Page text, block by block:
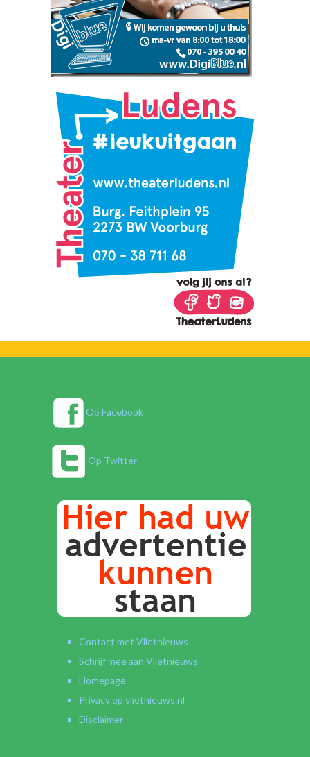
Op Facebook
Op Twitter
Contact met Vlietnieuws
Schrijf mee aan Vlietnieuws
Homepage
Privacy op vlietnieuws.nl
Disclaimer